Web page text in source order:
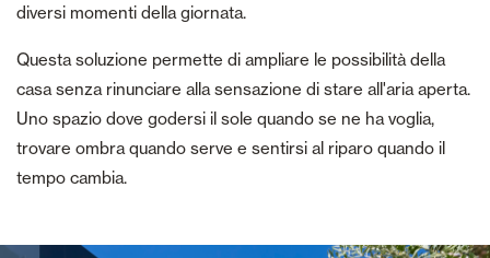
diversi momenti della giornata.
Questa soluzione permette di ampliare le possibilità della
casa senza rinunciare alla sensazione di stare all'aria aperta.
Uno spazio dove godersi il sole quando se ne ha voglia,
trovare ombra quando serve e sentirsi al riparo quando il
tempo cambia.